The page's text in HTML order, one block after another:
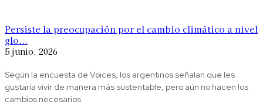
Persiste la preocupación por el cambio climático a nivel
glo...
5 junio, 2026
Según la encuesta de Voices, los argentinos señalan que les
gustaría vivir de manera más sustentable, pero aún no hacen los
cambios necesarios